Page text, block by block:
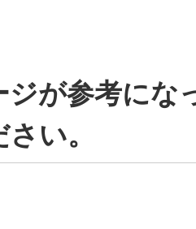
ジが参考にな
い。